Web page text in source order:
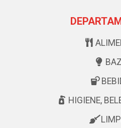
HIGIENE,